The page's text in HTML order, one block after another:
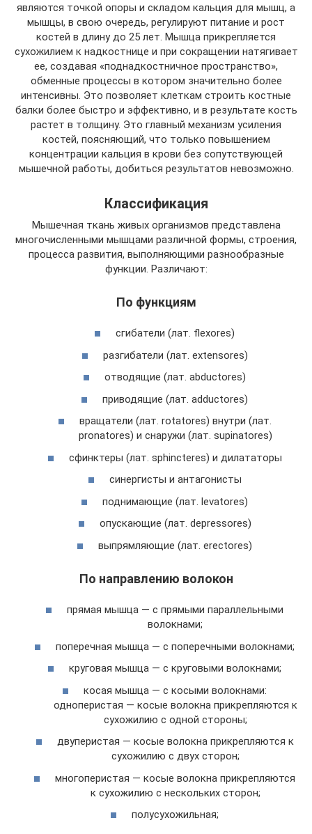
являются точкой опоры и складом кальция для мышц, а
мышцы, в свою очередь, регулируют питание и рост
костей в длину до 25 лет. Мышца прикрепляется
сухожилием к надкостнице и при сокращении натягивает
ее, создавая «поднадкостничное пространство»,
обменные процессы в котором значительно более
интенсивны. Это позволяет клеткам строить костные
балки более быстро и эффективно, и в результате кость
растет в толщину. Это главный механизм усиления
костей, поясняющий, что только повышением
концентрации кальция в крови без сопутствующей
мышечной работы, добиться результатов невозможно.
Классификация
Мышечная ткань живых организмов представлена
многочисленными мышцами различной формы, строения,
процесса развития, выполняющими разнообразные
функции. Различают:
По функциям
сгибатели (лат. flexores)
разгибатели (лат. extensores)
отводящие (лат. abductores)
приводящие (лат. adductores)
вращатели (лат. rotatores) внутри (лат.
pronatores) и снаружи (лат. supinatores)
сфинктеры (лат. sphincteres) и дилататоры
синергисты и антагонисты
поднимающие (лат. levatores)
опускающие (лат. depressores)
выпрямляющие (лат. erectores)
По направлению волокон
прямая мышца — с прямыми параллельными
волокнами;
поперечная мышца — с поперечными волокнами;
круговая мышца — с круговыми волокнами;
косая мышца — с косыми волокнами:
одноперистая — косые волокна прикрепляются к
сухожилию с одной стороны;
двуперистая — косые волокна прикрепляются к
сухожилию с двух сторон;
многоперистая — косые волокна прикрепляются
к сухожилию с нескольких сторон;
полусухожильная;